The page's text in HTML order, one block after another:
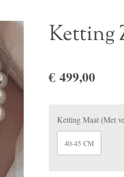
Ketting
€ 499,00
Ketting Maat (Met
40-45 CM